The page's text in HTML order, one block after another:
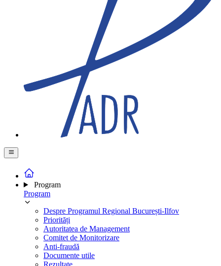
Program
Program
Despre Programul Regional București-Ilfov
Priorități
Autoritatea de Management
Comitet de Monitorizare
Anti-fraudă
Documente utile
Rezultate